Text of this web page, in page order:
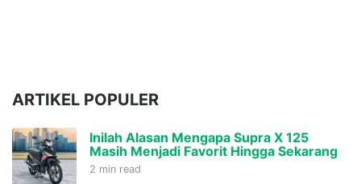
ARTIKEL POPULER
Inilah Alasan Mengapa Supra X 125
Masih Menjadi Favorit Hingga Sekarang
2 min read